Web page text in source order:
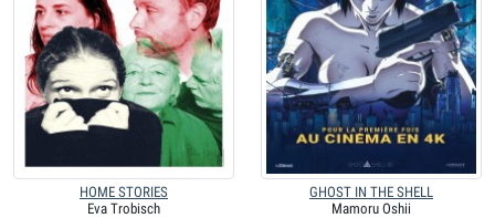
HOME STORIES
Eva Trobisch
GHOST IN THE SHELL
Mamoru Oshii